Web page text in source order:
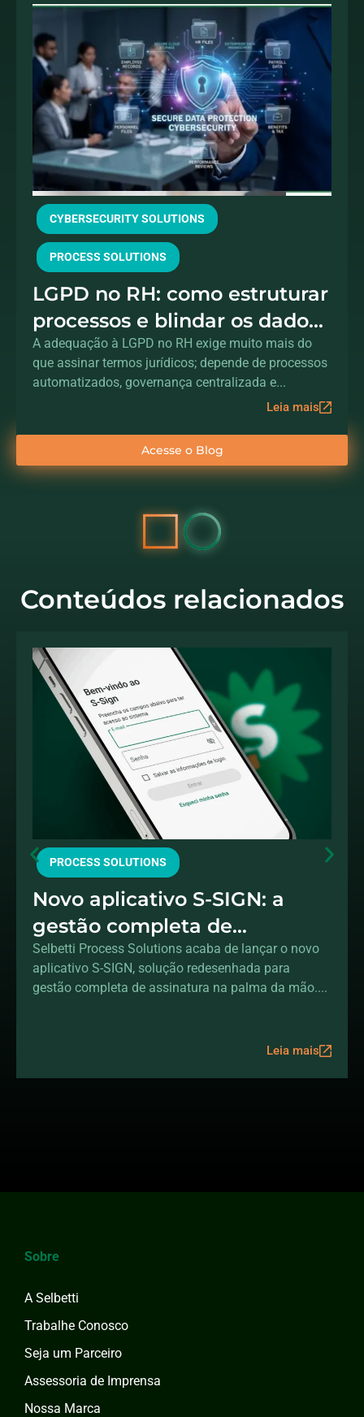
CYBERSECURITY SOLUTIONS
PROCESS SOLUTIONS
LGPD no RH: como estruturar
processos e blindar os dados
dos colaboradores
A adequação à LGPD no RH exige muito mais do
que assinar termos jurídicos; depende de processos
automatizados, governança centralizada e...
Leia mais
Acesse o Blog
Conteúdos relacionados
PROCESS SOLUTIONS
Novo aplicativo S-SIGN: a
gestão completa de
assinaturas na sua mão
Selbetti Process Solutions acaba de lançar o novo
aplicativo S-SIGN, solução redesenhada para
gestão completa de assinatura na palma da mão....
Leia mais
Sobre
A Selbetti
Trabalhe Conosco
Seja um Parceiro
Assessoria de Imprensa
Nossa Marca